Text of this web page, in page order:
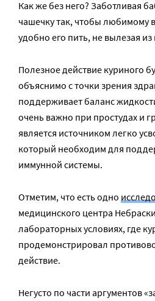
Как же без него? Заботливая
чашечку так, чтобы любимому
удобно его пить, не вылезая из
Полезное действие куриного
объяснимо с точки зрения
поддерживает баланс
очень важно при простудах и
является источником легко
который необходим для
иммунной системы.
Отметим, что есть одно
медицинского центра
лабораторных условиях, где
продемонстрировал
действие.
Негусто по части аргументов